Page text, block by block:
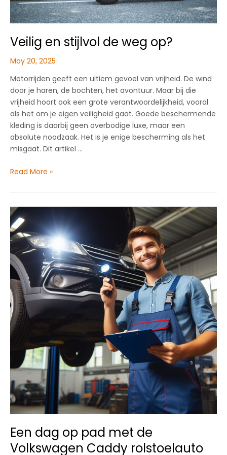
Veilig en stijlvol de weg op?
May 20, 2025
Motorrijden geeft een ultiem gevoel van vrijheid. De wind
door je haren, de bochten, het avontuur. Maar bij die
vrijheid hoort ook een grote verantwoordelijkheid, vooral
als het om je eigen veiligheid gaat. Goede beschermende
kleding is daarbij geen overbodige luxe, maar een
absolute noodzaak. Het is je enige bescherming als het
misgaat. Dit artikel …
Veilig
stijlvol
de
weg
op?
Read More »
Een dag op pad met de
Volkswagen Caddy rolstoelauto